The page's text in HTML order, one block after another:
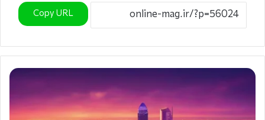
Copy URL